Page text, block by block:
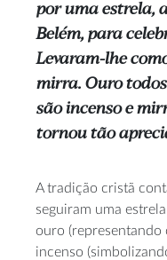
por uma estrela,
Belém, para
Levaram-lhe
mirra. Ouro
são incenso e
tornou tão
A tradição cristã
seguiram uma
ouro (representando
incenso